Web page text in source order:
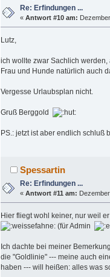
Re: Erfindungen ...
«Antwort #10 am:
Lutz,
ich wollte zwar Sachlich werden,
Frau und Hunde natürlich auch
Vergesse Urlaubsplan nicht.
Gruß Berggold
PS.: jetzt ist aber endlich schluß
Spessartin
Re: Erfindungen ...
«Antwort #11 am:
Hier fliegt wohl keiner, nur weil
(für Admin
Ich dachte bei meiner
die "Goldlinie" --- meine auch
haben --- will heißen: alles was